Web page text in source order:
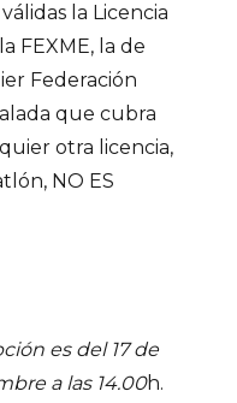
la Licencia
FEXME, la de
Federación
que cubra
otra licencia,
NO ES
es del 17 de
a las 14.00h.